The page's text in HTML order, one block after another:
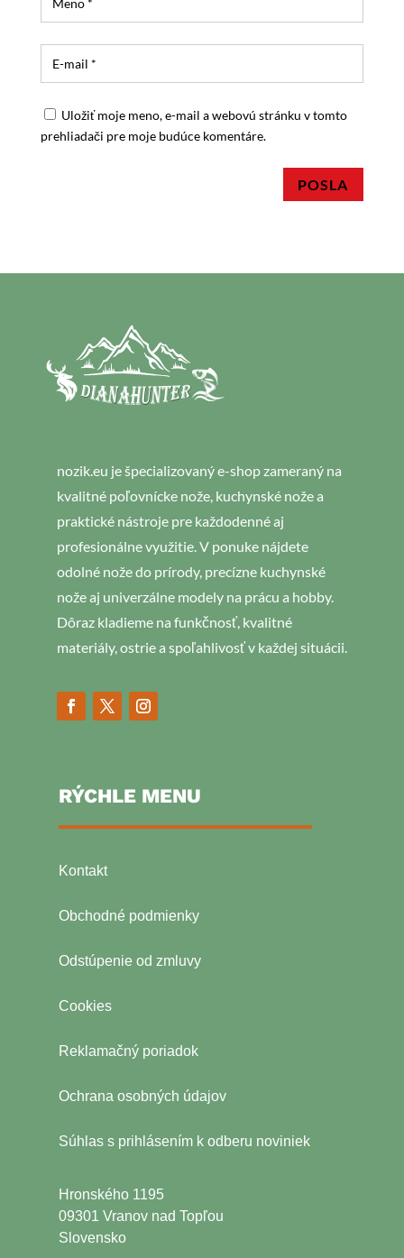
Uložiť moje meno, e-mail a webovú stránku v tomto
prehliadači pre moje budúce komentáre.
POSLA
nozik.eu je špecializovaný e-shop zameraný na
kvalitné poľovnícke nože, kuchynské nože a
praktické nástroje pre každodenné aj
profesionálne využitie. V ponuke nájdete
odolné nože do prírody, precízne kuchynské
nože aj univerzálne modely na prácu a hobby.
Dôraz kladieme na funkčnosť, kvalitné
materiály, ostrie a spoľahlivosť v každej situácii.
RÝCHLE MENU
Kontakt
Obchodné podmienky
Odstúpenie od zmluvy
Cookies
Reklamačný poriadok
Ochrana osobných údajov
Súhlas s prihlásením k odberu noviniek
Hronského 1195
09301 Vranov nad Topľou
Slovensko